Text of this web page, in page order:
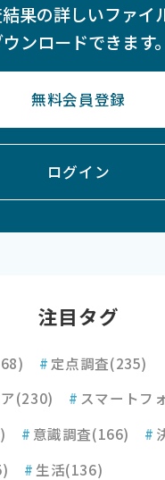
果の詳しいファイ
ンロードできます。
無料会員登録
ログイン
注目タグ
# 定点調査(235)
(230) # スマートフ
# 意識調査(166) #
# 生活(136)